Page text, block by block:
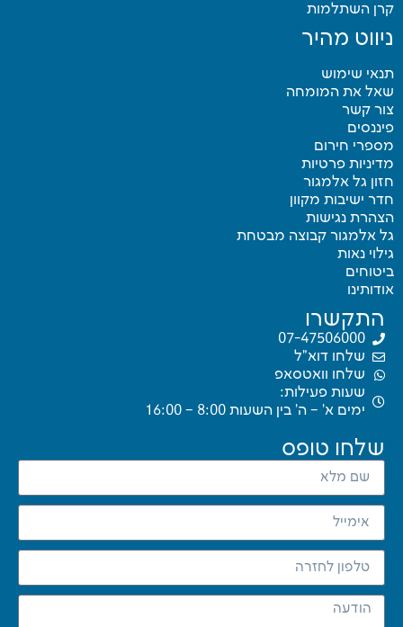
קרן השתלמות
ניווט מהיר
תנאי שימוש
שאל את המומחה
צור קשר
פיננסים
מספרי חירום
מדיניות פרטיות
חזון גל אלמגור
חדר ישיבות מקוון
הצהרת נגישות
גל אלמגור קבוצה מבטחת
גילוי נאות
ביטוחים
אודותינו
התקשרו
07-47506000
שלחו דוא"ל
שלחו וואטסאפ
שעות פעילות:
ימים א’ – ה’ בין השעות 8:00 – 16:00
שלחו טופס